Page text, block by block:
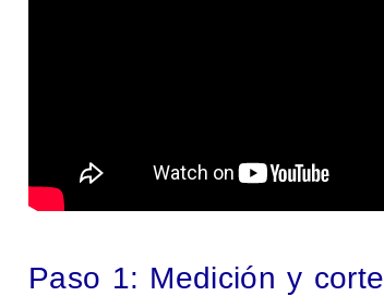
Paso 1: Medición y corte